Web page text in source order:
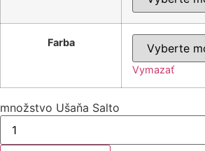
Farba
Vymazať
množstvo Ušaňa Salto